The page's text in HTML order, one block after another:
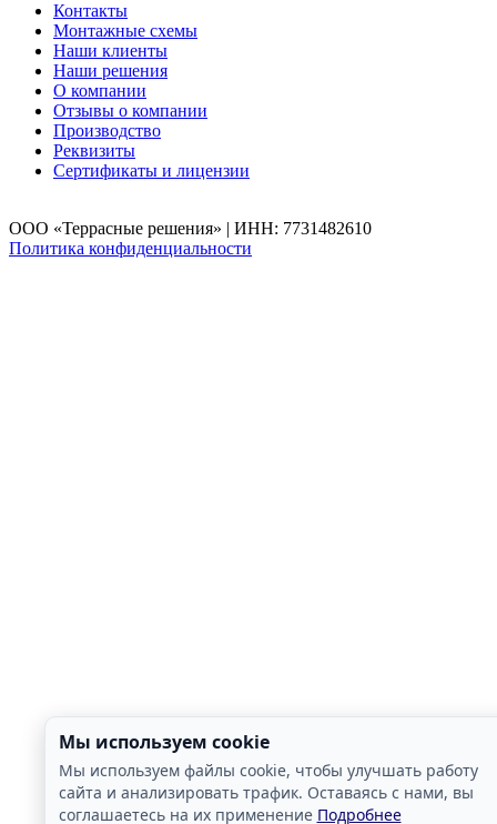
Контакты
Монтажные схемы
Наши клиенты
Наши решения
О компании
Отзывы о компании
Производство
Реквизиты
Сертификаты и лицензии
ООО «Террасные решения» | ИНН: 7731482610
Политика конфиденциальности
Мы используем cookie
Мы используем файлы cookie, чтобы улучшать работу
сайта и анализировать трафик. Оставаясь с нами, вы
соглашаетесь на их применение Подробнее